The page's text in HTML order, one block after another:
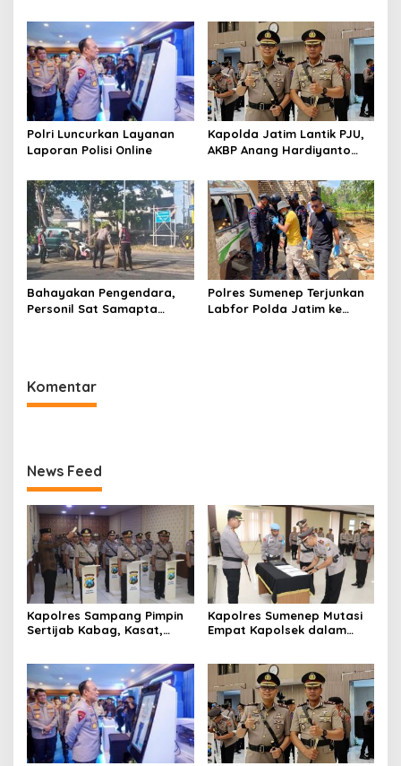
Polri Luncurkan Layanan
Laporan Polisi Online
Kapolda Jatim Lantik PJU,
AKBP Anang Hardiyanto
Bahayakan Pengendara,
Personil Sat Samapta
Polres Sumenep Terjunkan
Labfor Polda Jatim ke
Komentar
News Feed
Kapolres Sampang Pimpin
Sertijab Kabag, Kasat,
Kapolres Sumenep Mutasi
Empat Kapolsek dalam